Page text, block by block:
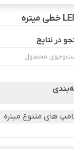
در نتایج
های متنوع میتره